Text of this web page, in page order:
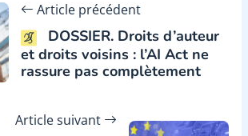
Article précédent
DOSSIER. Droits d’auteur
et droits voisins : l’AI Act ne
rassure pas complètement
Article suivant